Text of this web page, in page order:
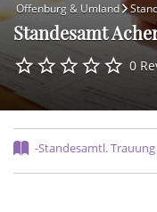
Offenburg & Umland
Standesamt
0
-Standesamtl.